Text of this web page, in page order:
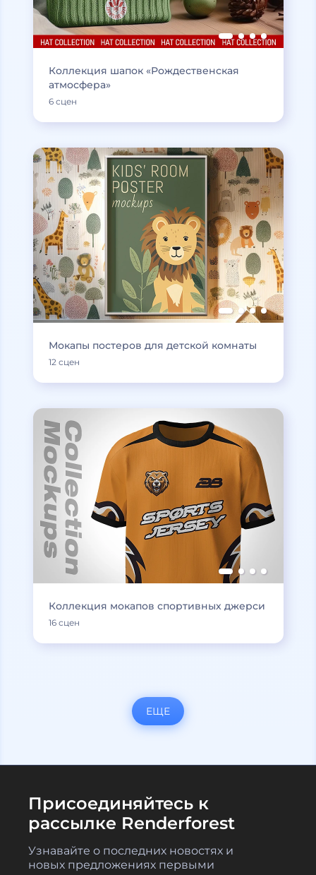
Коллекция шапок «Рождественская
атмосфера»
6 сцен
Мокапы постеров для детской комнаты
12 сцен
Коллекция мокапов спортивных джерси
16 сцен
ЕЩЕ
Присоединяйтесь к
рассылке Renderforest
Узнавайте о последних новостях и
новых предложениях первыми